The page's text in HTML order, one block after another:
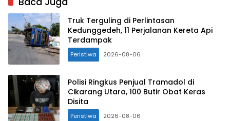
Truk Terguling di Perlintasan
Kedunggedeh, 11 Perjalanan Kereta Api
Terdampak
Peristiwa 2026-08-06
Polisi Ringkus Penjual Tramadol di
Cikarang Utara, 100 Butir Obat Keras
Disita
Peristiwa 2026-08-06